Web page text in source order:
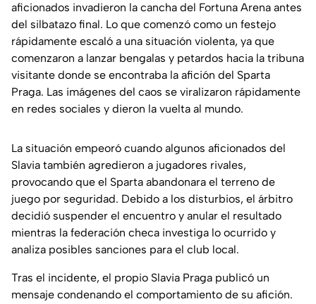
aficionados invadieron la cancha del Fortuna Arena antes
del silbatazo final. Lo que comenzó como un festejo
rápidamente escaló a una situación violenta, ya que
comenzaron a lanzar bengalas y petardos hacia la tribuna
visitante donde se encontraba la afición del Sparta
Praga. Las imágenes del caos se viralizaron rápidamente
en redes sociales y dieron la vuelta al mundo.
La situación empeoró cuando algunos aficionados del
Slavia también agredieron a jugadores rivales,
provocando que el Sparta abandonara el terreno de
juego por seguridad. Debido a los disturbios, el árbitro
decidió suspender el encuentro y anular el resultado
mientras la federación checa investiga lo ocurrido y
analiza posibles sanciones para el club local.
Tras el incidente, el propio Slavia Praga publicó un
mensaje condenando el comportamiento de su afición.